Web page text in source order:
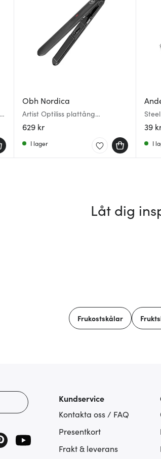
Obh Nordica
Artist Optiliss plattång
NF3225N0 svart
629 kr
I lager
mini
39
I
Låt dig
Frukostskålar
Kundservice
Kontakta oss / FAQ
Presentkort
Frakt & leverans